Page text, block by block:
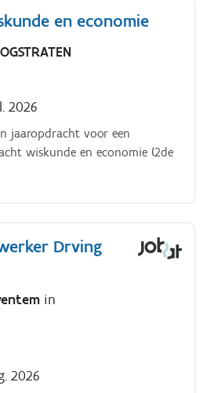
en economie
2026
jaaropdracht voor een
wiskunde en economie (2de
Drving
in
2026